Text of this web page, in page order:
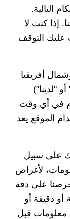
التالية.
إذا كنت لا
التوقف
أفريقيا
"لدينا")
في أي وقت
الموقع يعد
على سبيل
لأغراض
على دقة
أو دقيقة أو
قبل